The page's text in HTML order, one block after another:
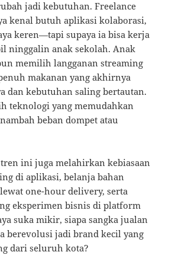
jadi kebutuhan. Freelance
kenal butuh aplikasi kolaborasi,
keren—tapi supaya ia bisa kerja
ninggalin anak sekolah. Anak
memilih langganan streaming
makanan yang akhirnya
dan kebutuhan saling bertautan.
teknologi yang memudahkan
beban dompet atau
ini juga melahirkan kebiasaan
di aplikasi, belanja bahan
one-hour delivery, serta
eksperimen bisnis di platform
suka mikir, siapa sangka jualan
berevolusi jadi brand kecil yang
dari seluruh kota?